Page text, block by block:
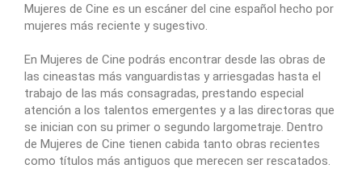
Mujeres de Cine es un escáner del cine español hecho por
mujeres más reciente y sugestivo.
En Mujeres de Cine podrás encontrar desde las obras de
las cineastas más vanguardistas y arriesgadas hasta el
trabajo de las más consagradas, prestando especial
atención a los talentos emergentes y a las directoras que
se inician con su primer o segundo largometraje. Dentro
de Mujeres de Cine tienen cabida tanto obras recientes
como títulos más antiguos que merecen ser rescatados.